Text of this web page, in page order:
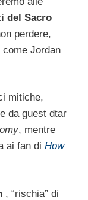
del Sacro
perdere,
Jordan
mitiche,
da guest dtar
, mentre
ai fan di How
, “rischia” di